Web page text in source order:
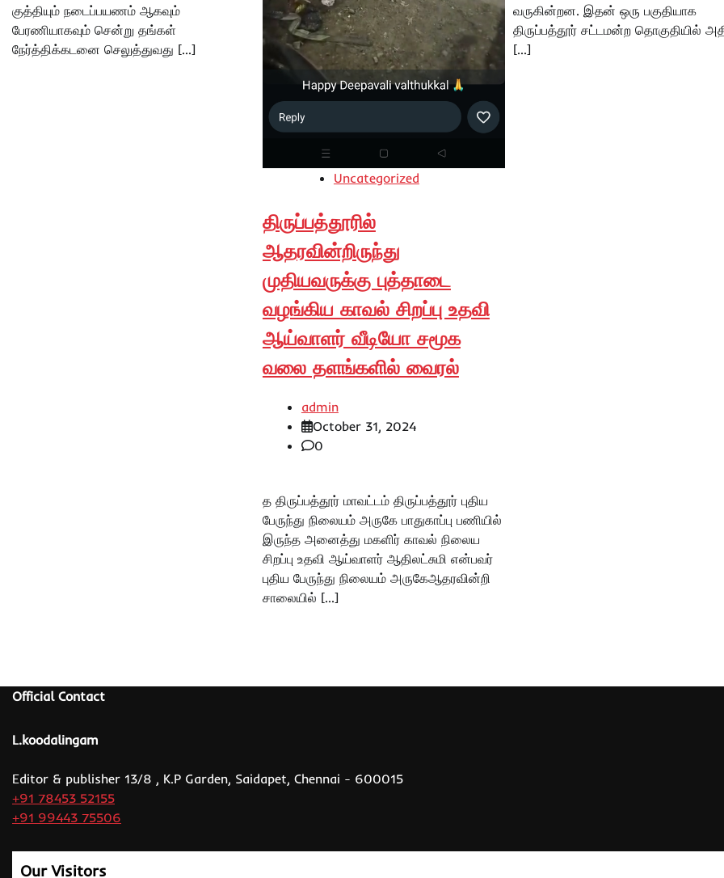
குத்தியும் நடைப்பயணம் ஆகவும்
பேரணியாகவும் சென்று தங்கள்
நேர்த்திக்கடனை செலுத்துவது […]
Uncategorized
திருப்பத்தூரில்
ஆதரவின்றிருந்து
முதியவருக்கு புத்தாடை
வழங்கிய காவல் சிறப்பு உதவி
ஆய்வாளர் வீடியோ சமூக
வலை தளங்களில் வைரல்
admin
October 31, 2024
0
த திருப்பத்தூர் மாவட்டம் திருப்பத்தூர் புதிய
பேருந்து நிலையம் அருகே பாதுகாப்பு பணியில்
இருந்த அனைத்து மகளிர் காவல் நிலைய
சிறப்பு உதவி ஆய்வாளர் ஆதிலட்சுமி என்பவர்
புதிய பேருந்து நிலையம் அருகேஆதரவின்றி
சாலையில் […]
வருகின்றன. இதன் ஒரு பகுதியாக
திருப்பத்தூர் சட்டமன்ற தொகுதியில்
[…]
Official Contact
L.koodalingam
Editor & publisher 13/8 , K.P Garden, Saidapet, Chennai - 600015
+91 78453 52155
+91 99443 75506
Our Visitors